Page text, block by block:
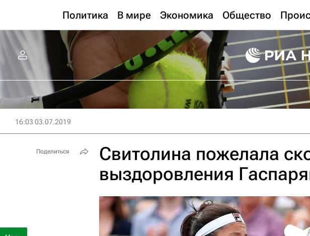
Политика В мире Экономика Общество
16:03 03.07.2019
Свитолина пожелала
выздоровления
Поделиться